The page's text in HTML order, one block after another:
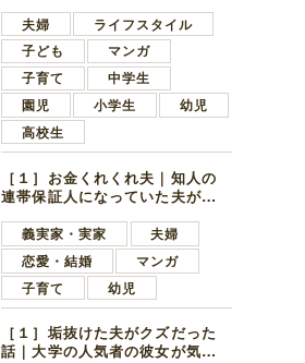
夫婦
ライフスタイル
子ども
マンガ
子育て
中学生
園児
小学生
幼児
高校生
［１］お金くれくれ夫｜知人の
連帯保証人になっていた夫が家
言ってきた
義実家・実家
夫婦
恋愛・結婚
マンガ
子育て
幼児
［１］垢抜けた夫がクズだった
話｜大学の人気者の彼女が気に